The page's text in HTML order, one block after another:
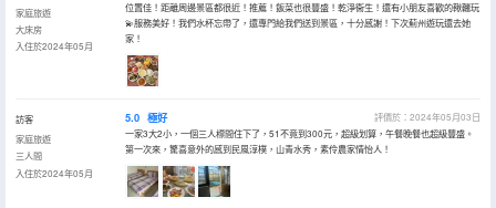
家庭旅遊
大床房
入住於2024年05月
位置佳！距離周邊景區都很近！推薦！飯菜也很豐盛！乾淨衞生！還有小朋友喜歡的鞦韆玩
💫服務美好！我們水杯忘帶了，還專門給我們送到景區，十分感謝！下次薊州遊玩還去她
家！
訪客
家庭旅遊
三人間
入住於2024年05月
5.0 極好
評價於：2024年05月03日
一家3大2小，一個三人標間住下了，51不竟到300元，超級划算，午餐晚餐也超級豐盛。
第一次來，驚喜意外的感到民風淳樸，山青水秀，素伶農家情怡人！